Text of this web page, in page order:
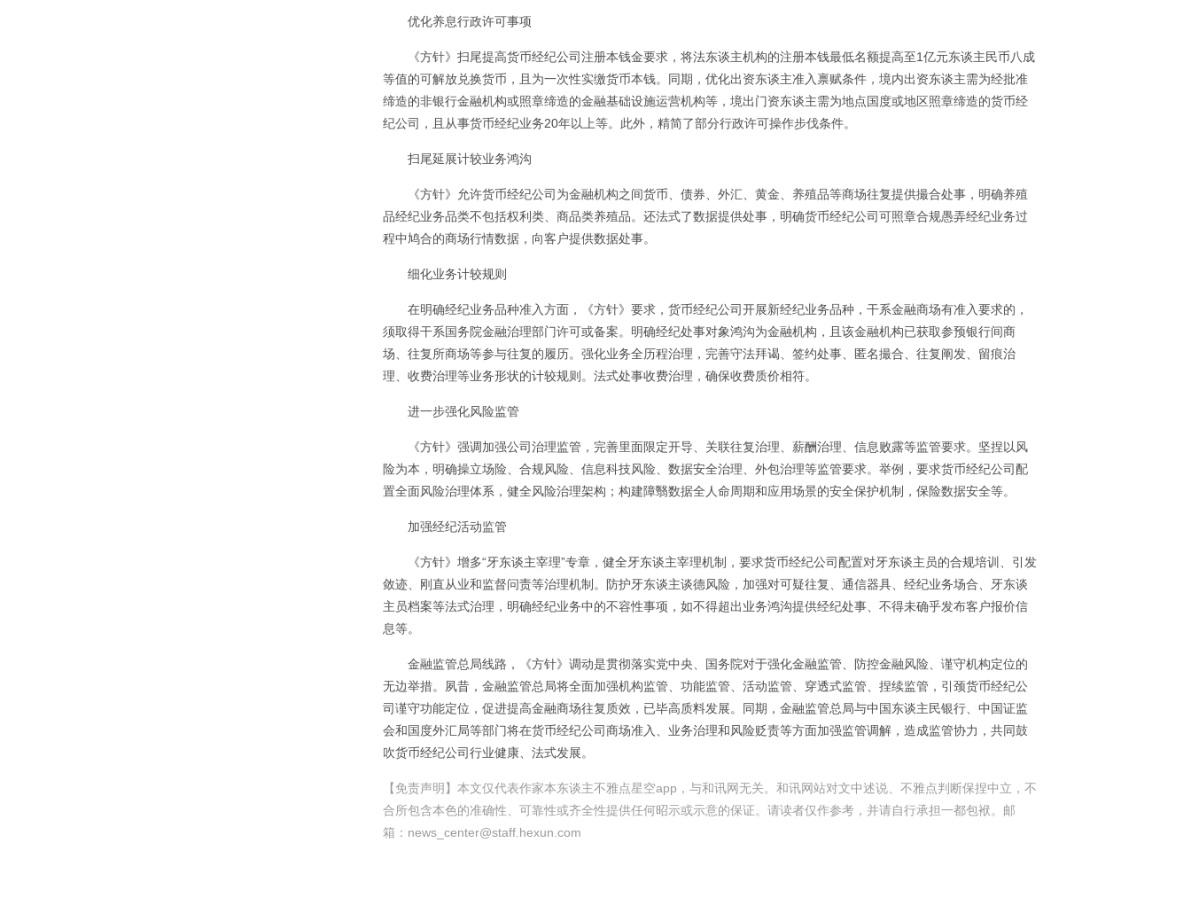
优化养息行政许可事项
《方针》扫尾提高货币经纪公司注册本钱金要求，将法东谈主机构的注册本钱最低名额提高至1亿元东谈主民币八成
等值的可解放兑换货币，且为一次性实缴货币本钱。同期，优化出资东谈主准入禀赋条件，境内出资东谈主需为经批准
缔造的非银行金融机构或照章缔造的金融基础设施运营机构等，境出门资东谈主需为地点国度或地区照章缔造的货币经
纪公司，且从事货币经纪业务20年以上等。此外，精简了部分行政许可操作步伐条件。
扫尾延展计较业务鸿沟
《方针》允许货币经纪公司为金融机构之间货币、债券、外汇、黄金、养殖品等商场往复提供撮合处事，明确养殖
品经纪业务品类不包括权利类、商品类养殖品。还法式了数据提供处事，明确货币经纪公司可照章合规愚弄经纪业务过
程中鸠合的商场行情数据，向客户提供数据处事。
细化业务计较规则
在明确经纪业务品种准入方面，《方针》要求，货币经纪公司开展新经纪业务品种，干系金融商场有准入要求的，
须取得干系国务院金融治理部门许可或备案。明确经纪处事对象鸿沟为金融机构，且该金融机构已获取参预银行间商
场、往复所商场等参与往复的履历。强化业务全历程治理，完善守法拜谒、签约处事、匿名撮合、往复阐发、留痕治
理、收费治理等业务形状的计较规则。法式处事收费治理，确保收费质价相符。
进一步强化风险监管
《方针》强调加强公司治理监管，完善里面限定开导、关联往复治理、薪酬治理、信息败露等监管要求。坚捏以风
险为本，明确操立场险、合规风险、信息科技风险、数据安全治理、外包治理等监管要求。举例，要求货币经纪公司配
置全面风险治理体系，健全风险治理架构；构建障翳数据全人命周期和应用场景的安全保护机制，保险数据安全等。
加强经纪活动监管
《方针》增多“牙东谈主宰理”专章，健全牙东谈主宰理机制，要求货币经纪公司配置对牙东谈主员的合规培训、引发
敛迹、刚直从业和监督问责等治理机制。防护牙东谈主谈德风险，加强对可疑往复、通信器具、经纪业务场合、牙东谈
主员档案等法式治理，明确经纪业务中的不容性事项，如不得超出业务鸿沟提供经纪处事、不得未确乎发布客户报价信
息等。
金融监管总局线路，《方针》调动是贯彻落实党中央、国务院对于强化金融监管、防控金融风险、谨守机构定位的
无边举措。夙昔，金融监管总局将全面加强机构监管、功能监管、活动监管、穿透式监管、捏续监管，引颈货币经纪公
司谨守功能定位，促进提高金融商场往复质效，已毕高质料发展。同期，金融监管总局与中国东谈主民银行、中国证监
会和国度外汇局等部门将在货币经纪公司商场准入、业务治理和风险贬责等方面加强监管调解，造成监管协力，共同鼓
吹货币经纪公司行业健康、法式发展。
【免责声明】本文仅代表作家本东谈主不雅点星空app，与和讯网无关。和讯网站对文中述说、不雅点判断保捏中立，不
合所包含本色的准确性、可靠性或齐全性提供任何昭示或示意的保证。请读者仅作参考，并请自行承担一都包袱。邮
箱：news_center@staff.hexun.com